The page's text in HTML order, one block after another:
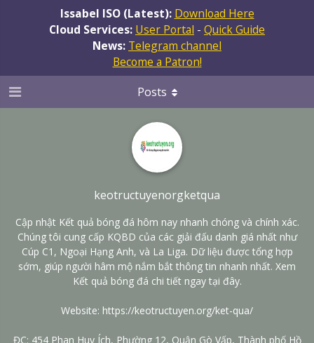
Issabel ISO (Latest): Download Here
Cloud Services: User Portal - Quick Guide
News: Telegram channel
Become a Patron!
keotructuyenorgketqua
Cập nhật Kết quả bóng đá hôm nay nhanh chóng và chính xác.
Chúng tôi cung cấp KQBD của các giải đấu danh giá nhất như
Cúp C1, Ngoại Hạng Anh, và La Liga. Dữ liệu được tổng hợp
sớm, giúp người hâm mộ nắm bắt thông tin nhanh nhất. Xem
Kết quả bóng đá chi tiết ngay tại đây.
Website: https://keotructuyen.org/ket-qua/
ĐC: 454 Phan Huy Ích, Phường 12, Quận Gò Vấp, Thành phố Hồ
Posts